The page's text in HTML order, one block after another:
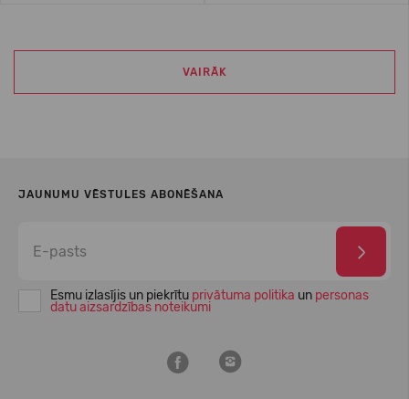
VAIRĀK
JAUNUMU VĒSTULES ABONĒŠANA
Esmu izlasījis un piekrītu privātuma politika un personas
datu aizsardzības noteikumi